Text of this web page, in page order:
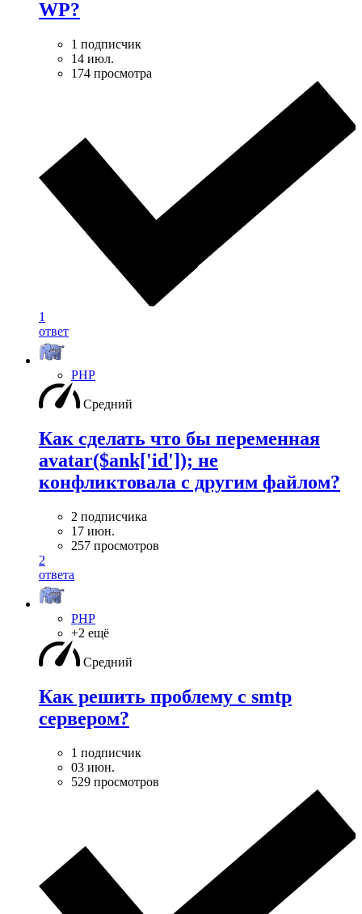
WP?
1 подписчик
14 июл.
174 просмотра
1
ответ
PHP
Средний
Как сделать что бы переменная
avatar($ank['id']); не
конфликтовала с другим файлом?
2 подписчика
17 июн.
257 просмотров
2
ответа
PHP
+2 ещё
Средний
Как решить проблему с smtp
сервером?
1 подписчик
03 июн.
529 просмотров